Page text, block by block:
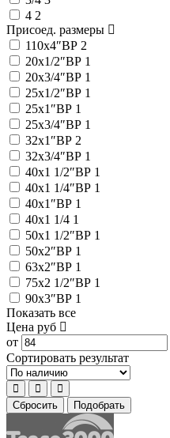
4 2
Присоед. размеры
110x4″ВР 2
20x1/2″ВР 1
20x3/4″ВР 1
25x1/2″ВР 1
25x1″ВР 1
25x3/4″ВР 1
32x1″ВР 2
32x3/4″ВР 1
40x1 1/2″ВР 1
40x1 1/4″ВР 1
40x1″ВР 1
40х1 1/4 1
50x1 1/2″ВР 1
50x2″ВР 1
63x2″ВР 1
75x2 1/2″ВР 1
90x3″ВР 1
Показать все
Цена руб
от
Сортировать результат
Сбросить Подобрать